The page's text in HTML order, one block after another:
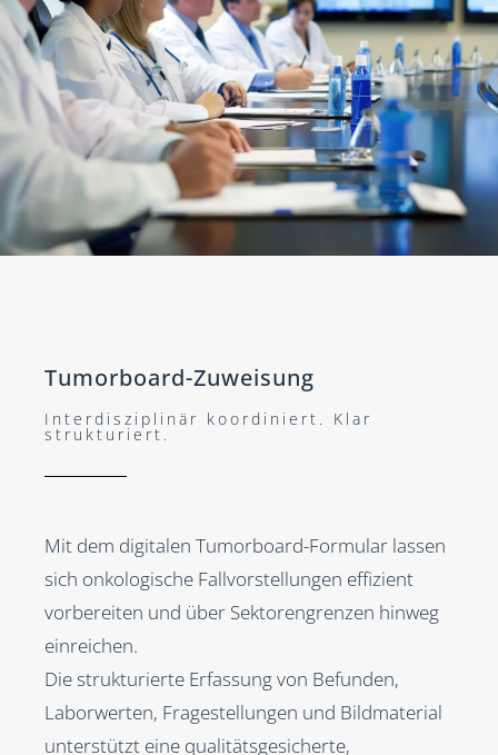
Tumorboard-Zuweisung
Interdisziplinär koordiniert. Klar
strukturiert.
Mit dem digitalen Tumorboard-Formular lassen
sich onkologische Fallvorstellungen effizient
vorbereiten und über Sektorengrenzen hinweg
einreichen.
Die strukturierte Erfassung von Befunden,
Laborwerten, Fragestellungen und Bildmaterial
unterstützt eine qualitätsgesicherte,